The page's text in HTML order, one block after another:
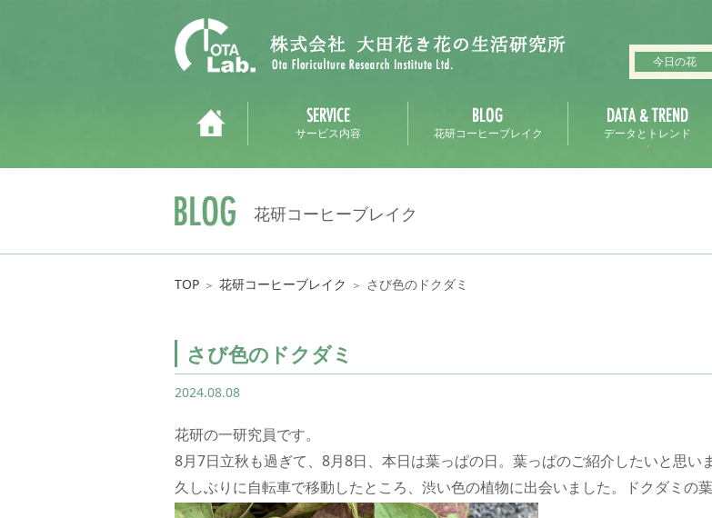
今日の花
サービス内容 花研コーヒーブレイク データとトレンド
花研コーヒーブレイク
TOP ＞ 花研コーヒーブレイク ＞ さび色のドクダミ
さび色のドクダミ
2024.08.08
花研の一研究員です。
8月7日立秋も過ぎて、8月8日、本日は葉っぱの日。葉っぱのご紹介したいと思いま
久しぶりに自転車で移動したところ、渋い色の植物に出会いました。ドクダミの葉